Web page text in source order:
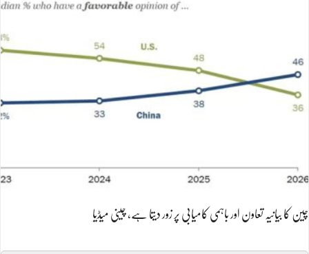
چین کا بیانیہ تعاون اور باہمی کامیابی پر زور دیتا ہے، چینی میڈیا